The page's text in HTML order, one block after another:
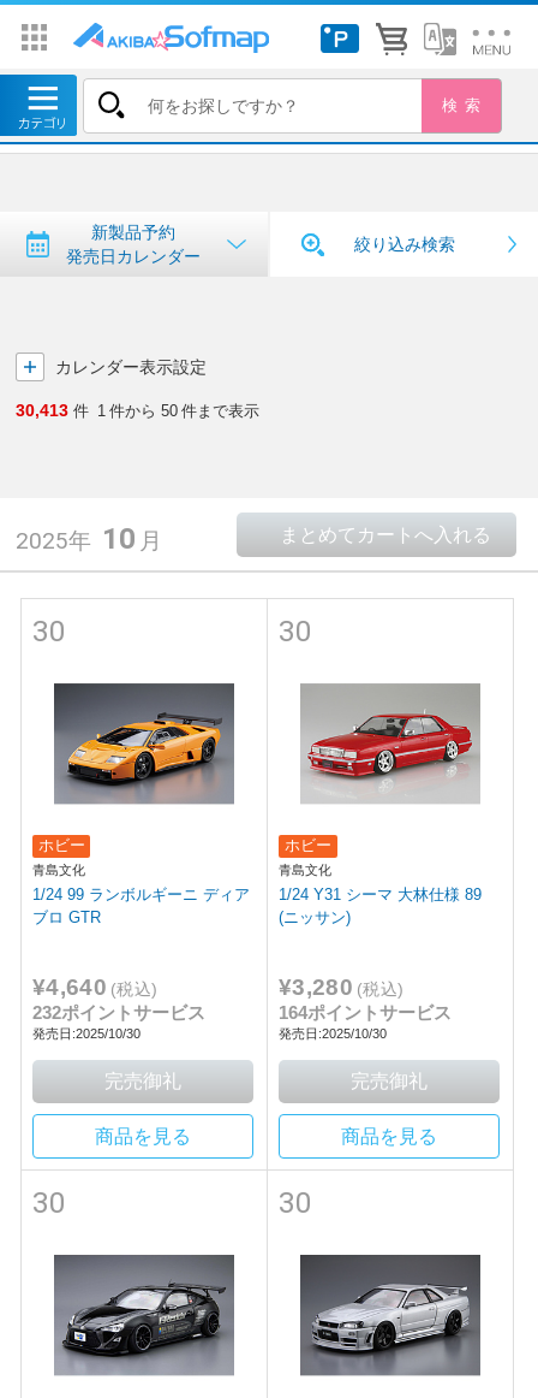
トップ ＞ 新製品予約・発売日カレンダー
新製品予約・発売日カレンダー
新製品予約
発売日カレンダー
絞り込み検索
カレンダー表示設定
30,413 件 1 件から 50 件まで表示
2025年 10 月
30
ホビー
青島文化
1/24 99 ランボルギーニ ディア
ブロ GTR
¥4,640 (税込)
232ポイントサービス
発売日:2025/10/30
商品を見る
30
ホビー
青島文化
1/24 Y31 シーマ 大林仕様 89
(ニッサン)
¥3,280 (税込)
164ポイントサービス
発売日:2025/10/30
商品を見る
30 30